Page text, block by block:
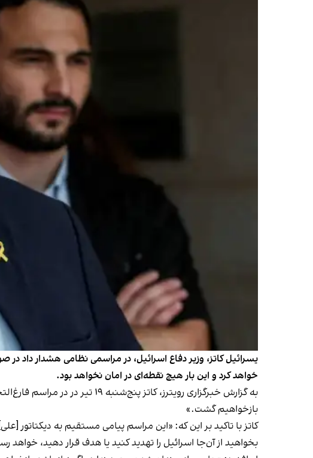
یسرائیل کاتز، وزیر دفاع اسرائیل، در مراسمی نظامی هشدار داد
خواهد کرد و این بار هیچ نقطه‌ای در امان نخواهد بود.
به گزارش خبرگزاری رویترز،
بازخواهیم گشت.»
کاتز با تاکید بر این که: «این مراسم پیامی مستقیم به دیکتاتور
بخواهید از آن‌جا اسرائیل را تهدید کنید یا هدف قرار دهید، خواهد